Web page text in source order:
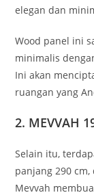
elegan dan
Wood panel ini
minimalis
Ini akan
ruangan yang
2. MEVVAH
Selain itu,
panjang 290
Mevvah